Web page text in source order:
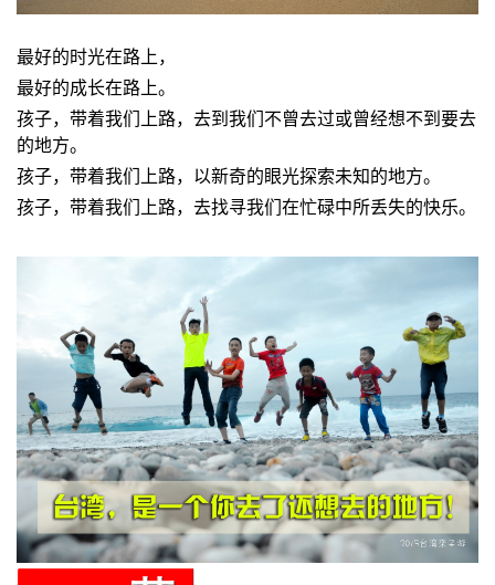
最好的时光在路上，
最好的成长在路上。
孩子，带着我们上路，去到我们不曾去过或曾经想不到要去
的地方。
孩子，带着我们上路，以新奇的眼光探索未知的地方。
孩子，带着我们上路，去找寻我们在忙碌中所丢失的快乐。